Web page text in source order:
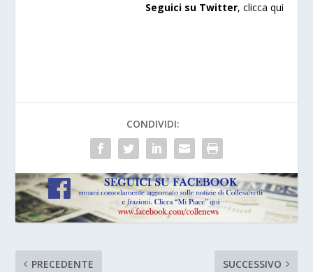
Seguici su Twitter, clicca qui
CONDIVIDI:
PRECEDENTE SUCCESSIVO